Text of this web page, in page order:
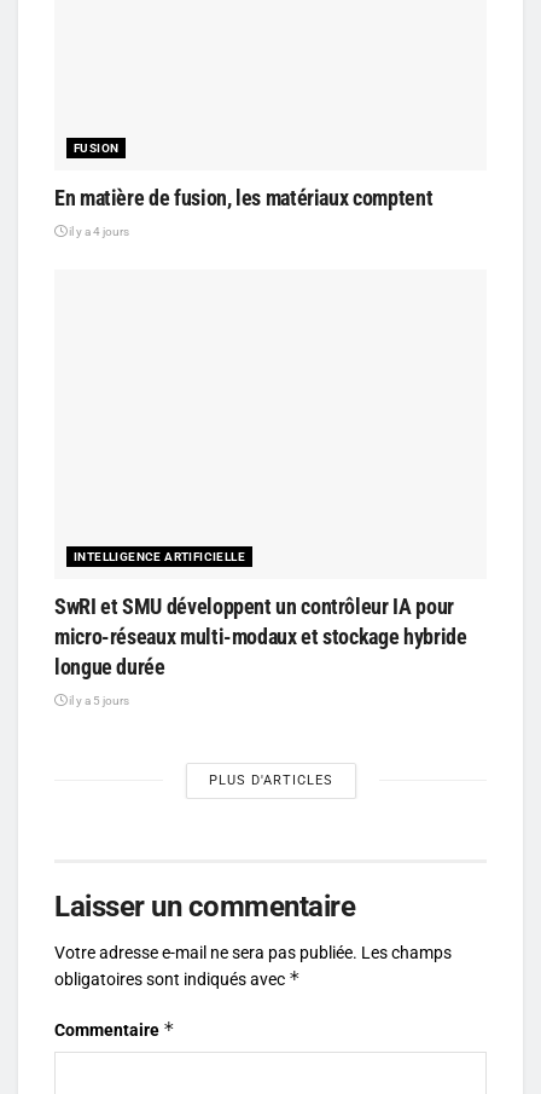
FUSION
En matière de fusion, les matériaux comptent
il y a 4 jours
INTELLIGENCE ARTIFICIELLE
SwRI et SMU développent un contrôleur IA pour
micro-réseaux multi-modaux et stockage hybride
longue durée
il y a 5 jours
PLUS D'ARTICLES
Laisser un commentaire
Votre adresse e-mail ne sera pas publiée. Les champs
obligatoires sont indiqués avec *
Commentaire *